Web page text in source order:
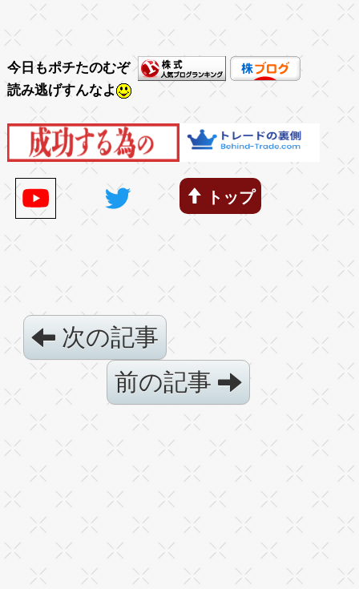
今日もポチたのむぞ
読み逃げすんなよ
トップ
次の記事
前の記事